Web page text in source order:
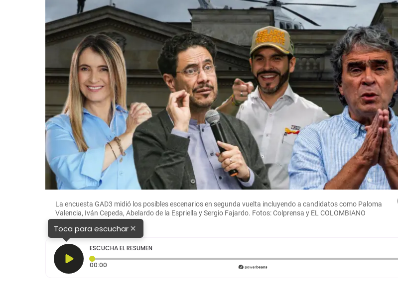
La encuesta GAD3 midió los posibles escenarios en segunda vuelta incluyendo a candidatos como Paloma
Valencia, Iván Cepeda, Abelardo de la Espriella y Sergio Fajardo. Fotos: Colprensa y EL COLOMBIANO
Toca para escuchar×
ESCUCHA EL RESUMEN
00:00